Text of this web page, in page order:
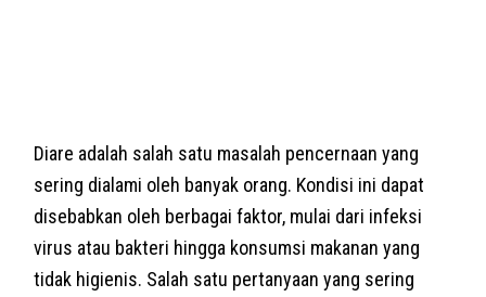
Diare adalah salah satu masalah pencernaan yang
sering dialami oleh banyak orang. Kondisi ini dapat
disebabkan oleh berbagai faktor, mulai dari infeksi
virus atau bakteri hingga konsumsi makanan yang
tidak higienis. Salah satu pertanyaan yang sering